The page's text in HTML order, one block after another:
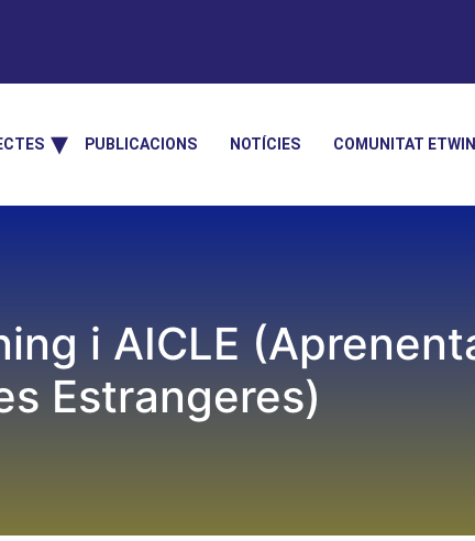
PUBLICACIONS NOTÍCIES COMUNITAT
i AICLE
Estrangeres)